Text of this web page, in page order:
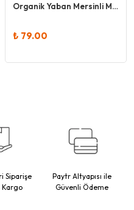
Organik Yaban Mersinli Meyve Küpleri 30 Gr
₺ 79.00
Siparişe
Kargo
Paytr Altyapısı ile
Güvenli Ödeme